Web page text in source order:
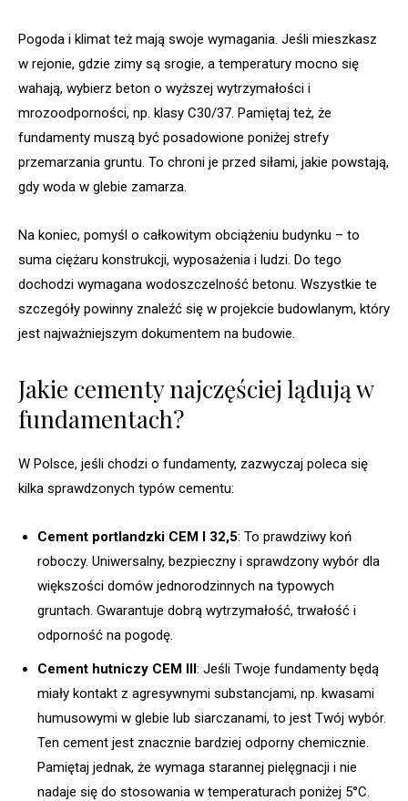
Pogoda i klimat też mają swoje wymagania. Jeśli mieszkasz
w rejonie, gdzie zimy są srogie, a temperatury mocno się
wahają, wybierz beton o wyższej wytrzymałości i
mrozoodporności, np. klasy C30/37. Pamiętaj też, że
fundamenty muszą być posadowione poniżej strefy
przemarzania gruntu. To chroni je przed siłami, jakie powstają,
gdy woda w glebie zamarza.
Na koniec, pomyśl o całkowitym obciążeniu budynku – to
suma ciężaru konstrukcji, wyposażenia i ludzi. Do tego
dochodzi wymagana wodoszczelność betonu. Wszystkie te
szczegóły powinny znaleźć się w projekcie budowlanym, który
jest najważniejszym dokumentem na budowie.
Jakie cementy najczęściej lądują w
fundamentach?
W Polsce, jeśli chodzi o fundamenty, zazwyczaj poleca się
kilka sprawdzonych typów cementu:
Cement portlandzki CEM I 32,5: To prawdziwy koń
roboczy. Uniwersalny, bezpieczny i sprawdzony wybór dla
większości domów jednorodzinnych na typowych
gruntach. Gwarantuje dobrą wytrzymałość, trwałość i
odporność na pogodę.
Cement hutniczy CEM III: Jeśli Twoje fundamenty będą
miały kontakt z agresywnymi substancjami, np. kwasami
humusowymi w glebie lub siarczanami, to jest Twój wybór.
Ten cement jest znacznie bardziej odporny chemicznie.
Pamiętaj jednak, że wymaga starannej pielęgnacji i nie
nadaje się do stosowania w temperaturach poniżej 5°C.